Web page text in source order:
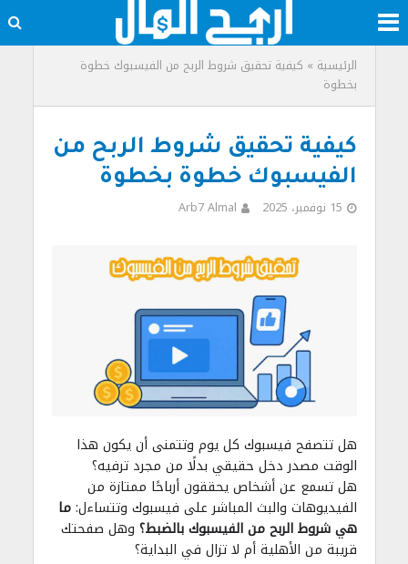
الرئيسية » كيفية تحقيق شروط الربح من الفيسبوك خطوة
بخطوة
كيفية تحقيق شروط الربح من
الفيسبوك خطوة بخطوة
15 نوفمبر، 2025 Arb7 Almal
هل تتصفح فيسبوك كل يوم وتتمنى أن يكون هذا
الوقت مصدر دخل حقيقي بدلًا من مجرد ترفيه؟
هل تسمع عن أشخاص يحققون أرباحًا ممتازة من
الفيديوهات والبث المباشر على فيسبوك وتتساءل:ما
هي شروط الربح من الفيسبوك بالضبط؟ وهل صفحتك
قريبة من الأهلية أم لا تزال في البداية؟